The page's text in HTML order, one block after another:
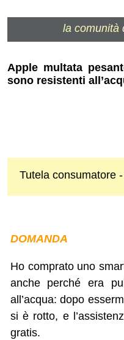
la comunità
Apple multata
sono resistenti
Tutela consumatore
DOMANDA
Ho comprato uno
anche perché era
all’acqua: dopo
si è rotto, e
gratis.